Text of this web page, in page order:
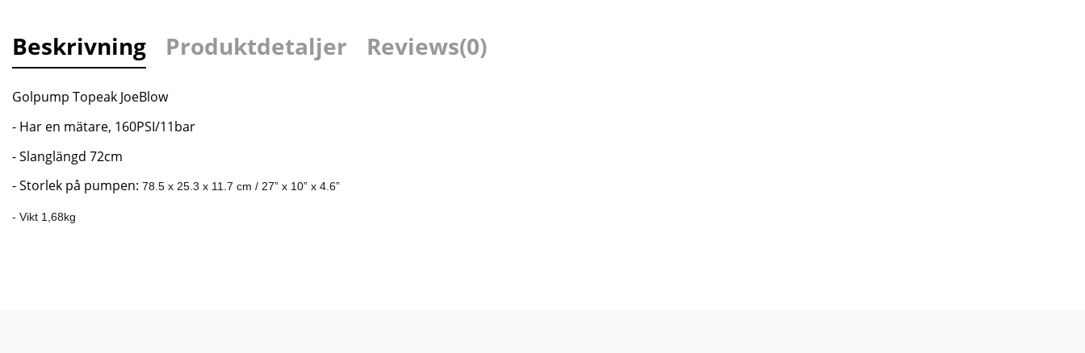
Beskrivning Produktdetaljer Reviews(0)
Golpump Topeak JoeBlow
- Har en mätare, 160PSI/11bar
- Slanglängd 72cm
- Storlek på pumpen: 78.5 x 25.3 x 11.7 cm / 27” x 10” x 4.6”
- Vikt 1,68kg